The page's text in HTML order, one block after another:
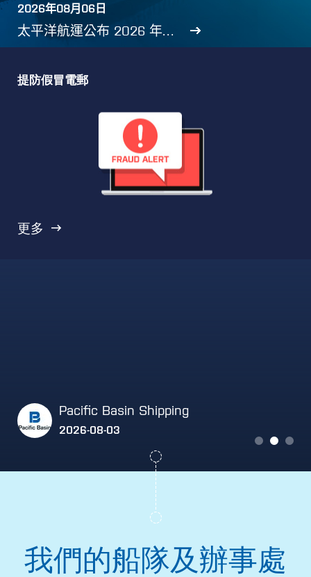
提防假冒電郵
更多 
Pacific Basin Shipping
2026-08-03
🌊 𝗔 𝗖𝗵𝗮𝗻𝗰𝗲 𝗘𝗻𝗰𝗼𝘂𝗻𝘁𝗲𝗿 𝗶𝗻 𝘁𝗵𝗲 𝗣𝗮𝗰𝗶𝗳𝗶𝗰 Last month, our vessel
Turtle Island crossed paths with solo ocean rower Kelsey Pfendler during
her remarkable journey from California to Hawaii. While on watch, Chief...
Read More 
我們的船隊及辦事處